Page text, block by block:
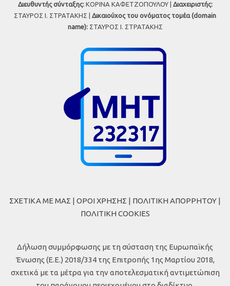
Διευθυντής σύνταξης:ΚΟΡΙΝΑ ΚΑΦΕΤΖΟΠΟΥΛΟΥ | Διαχειριστής:
ΣΤΑΥΡΟΣ Ι. ΣΤΡΑΤΑΚΗΣ | Δικαιούχος του ονόματος τομέα (domain
name):ΣΤΑΥΡΟΣ Ι. ΣΤΡΑΤΑΚΗΣ
ΣΧΕΤΙΚΑ ΜΕ ΜΑΣ | ΟΡΟΙ ΧΡΗΣΗΣ | ΠΟΛΙΤΙΚΗ ΑΠΟΡΡΗΤΟΥ |
ΠΟΛΙΤΙΚΗ COOKIES
Δήλωση συμμόρφωσης με τη σύσταση της Ευρωπαϊκής
Ένωσης (Ε.Ε.) 2018/334 της Επιτροπής 1ης Μαρτίου 2018,
σχετικά με τα μέτρα για την αποτελεσματική αντιμετώπιση